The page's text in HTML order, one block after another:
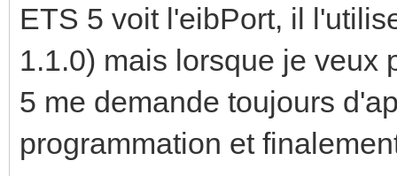
ETS 5 voit l'eibPort, il
1.1.0) mais lorsque je veux
5 me demande toujours
programmation et